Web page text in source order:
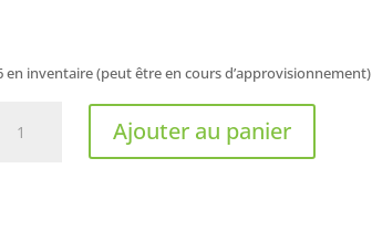
en inventaire (peut être en cours d’approvisionnement)
Ajouter au panier